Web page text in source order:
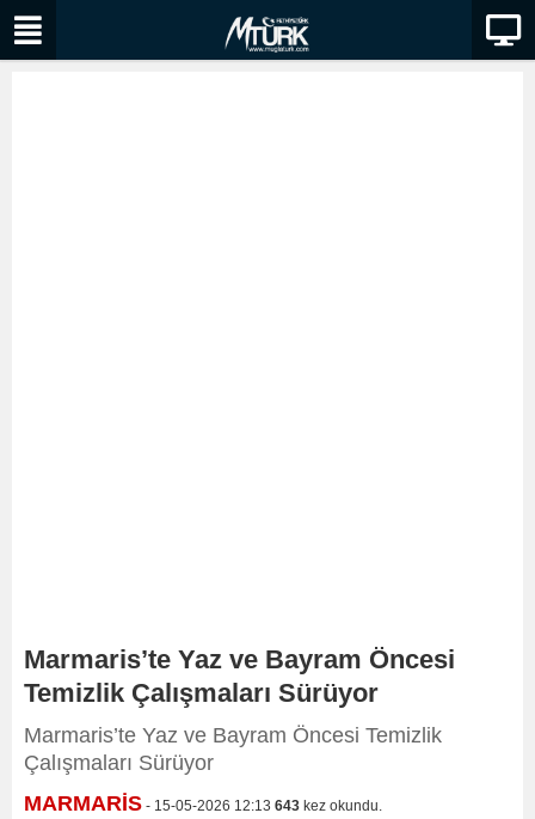
Marmaris’te Yaz ve Bayram Öncesi
Temizlik Çalışmaları Sürüyor
Marmaris’te Yaz ve Bayram Öncesi Temizlik
Çalışmaları Sürüyor
MARMARİS - 15-05-2026 12:13 643 kez okundu.